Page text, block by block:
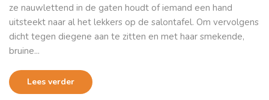
ze nauwlettend in de gaten houdt of iemand een hand
uitsteekt naar al het lekkers op de salontafel. Om vervolgens
dicht tegen diegene aan te zitten en met haar smekende,
bruine...
Lees verder